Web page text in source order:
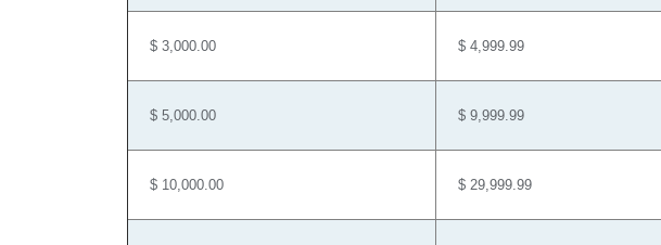
$ 3,000.00 $ 4,999.99
$ 5,000.00 $ 9,999.99
$ 10,000.00 $ 29,999.99